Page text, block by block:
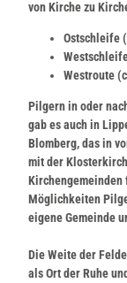
von Kirche zu
Ostschleife
Westroute
Pilgern in oder
gab es auch in
Blomberg, das in
mit der
Kirchengemeinden
Möglichkeiten
eigene Gemeinde
Die Weite der
als Ort der Ruhe